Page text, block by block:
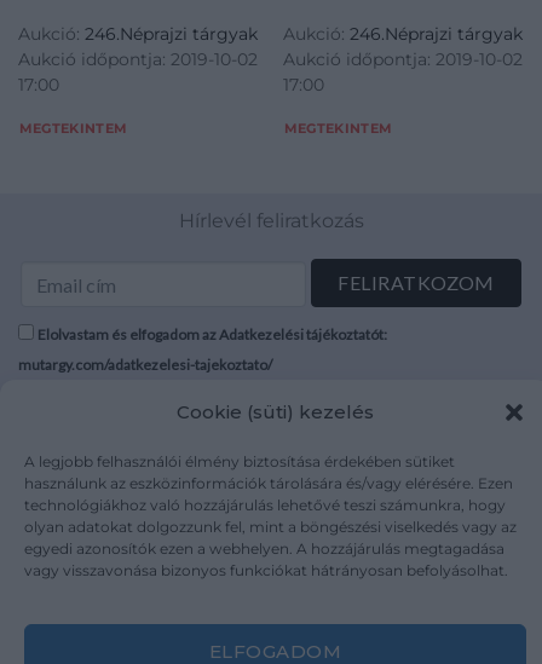
Cookie (süti) kezelés
A legjobb felhasználói élmény biztosítása érdekében sütiket
használunk az eszközinformációk tárolására és/vagy elérésére. Ezen
technológiákhoz való hozzájárulás lehetővé teszi számunkra, hogy
olyan adatokat dolgozzunk fel, mint a böngészési viselkedés vagy az
egyedi azonosítók ezen a webhelyen. A hozzájárulás megtagadása
vagy visszavonása bizonyos funkciókat hátrányosan befolyásolhat.
ELFOGADOM
Aukció: 246.Néprajzi tárgyak
Aukció időpontja: 2019-10-02
17:00
MEGTEKINTEM
Aukció: 246.Néprajzi tárgyak
Aukció időpontja: 2019-10-02
17:00
MEGTEKINTEM
Hírlevél feliratkozás
Elolvastam és elfogadom az Adatkezelési tájékoztatót:
mutargy.com/adatkezelesi-tajekoztato/
Médiaajánlat
Karrier
Kapcsolat
Áraink
ÁSZF
Adatvédelem
Impresszum